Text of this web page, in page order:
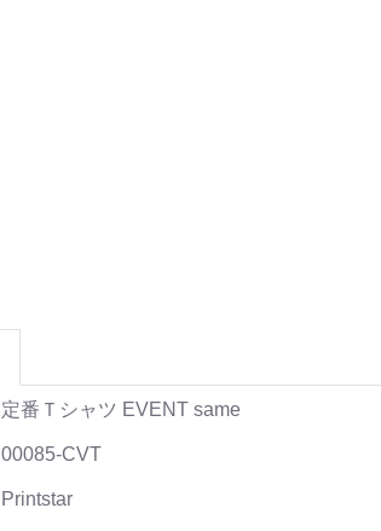
定番Ｔシャツ EVENT same
00085-CVT
Printstar